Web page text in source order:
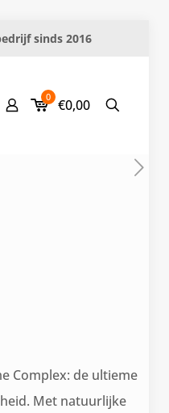
sinds 2016
0 €0,00
Complex: de ultieme
Met natuurlijke